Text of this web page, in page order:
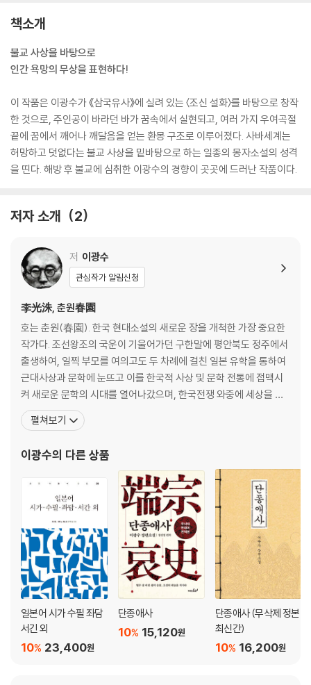
책소개
불교 사상을 바탕으로
인간 욕망의 무상을 표현하다!
이 작품은 이광수가 《삼국유사》에 실려 있는 〈조신 설화〉를 바탕으로 창작
한 것으로, 주인공이 바라던 바가 꿈속에서 실현되고, 여러 가지 우여곡절
끝에 꿈에서 깨어나 깨달음을 얻는 환몽 구조로 이루어졌다. 사바세계는
허망하고 덧없다는 불교 사상을 밑바탕으로 하는 일종의 몽자소설의 성격
을 띤다. 해방 후 불교에 심취한 이광수의 경향이 곳곳에 드러난 작품이다.
저자 소개 2
저 이광수
관심작가 알림신청
李光洙, 춘원春園
호는 춘원(春園). 한국 현대소설의 새로운 장을 개척한 가장 중요한
작가다. 조선왕조의 국운이 기울어가던 구한말에 평안북도 정주에서
출생하여, 일찍 부모를 여의고도 두 차례에 걸친 일본 유학을 통하여
근대사상과 문학에 눈뜨고 이를 한국적 사상 및 문학 전통에 접맥시
켜 새로운 문학의 시대를 열어나갔으며, 한국전쟁 와중에 세상을 떠
날 때까지 붓을 놓지 않고 불굴의 의지로 놀라운 창작적 삶을 이어간
작가였다. 14세 때 일진회 유학생으로 도일하여, 메이지 중학부에서
시와 평론 등을 발표하기 시작했다. 와세다대학 철학과에
펼쳐보기
이광수의 다른 상품
일본어 시가 수필 좌담
서긴 외
23,400원
10%
단종애사
15,120원
10%
단종애사 (무삭제 정본
최신간)
16,200원
10%